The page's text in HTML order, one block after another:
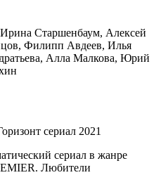
Старшенбаум, Алексей
Филипп Авдеев, Илья
Алла Малкова, Юрий
сериал 2021
сериал в жанре
Любители